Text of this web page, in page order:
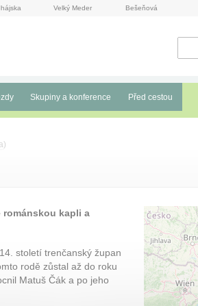
Velký Meder Bešeňová
Skupiny a konference Před cestou
)
kapli a
století trenčanský župan
rodě zůstal až do roku
Matuš Čák a po jeho